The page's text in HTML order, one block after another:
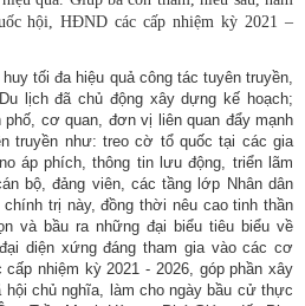
hội, HĐND các cấp nhiệm kỳ 2021 –
tối đa hiệu quả công tác tuyên truyền,
lịch đã chủ động xây dựng kế hoạch;
cơ quan, đơn vị liên quan đẩy mạnh
truyền như: treo cờ tổ quốc tại các gia
áp phích, thông tin lưu động, triển lãm
bộ, đảng viên, các tầng lớp Nhân dân
trị này, đồng thời nêu cao tinh thần
và bầu ra những đại biểu tiêu biểu về
diện xứng đáng tham gia vào các cơ
nhiệm kỳ 2021 - 2026, góp phần xây
chủ nghĩa, làm cho ngày bầu cử thực